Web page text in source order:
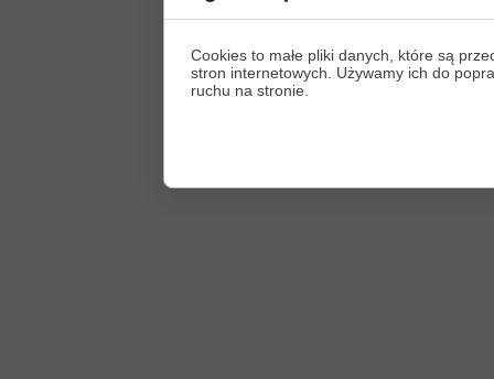
Cookies to małe pliki danych, które są
stron internetowych. Używamy ich do
ruchu na stronie.